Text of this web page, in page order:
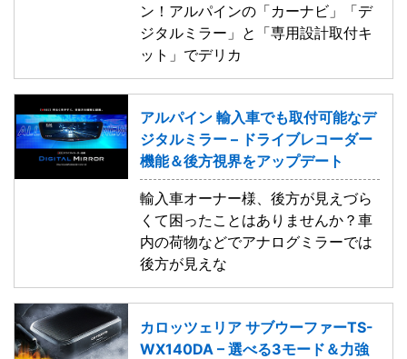
ン！アルパインの「カーナビ」「デ
ジタルミラー」と「専用設計取付キ
ット」でデリカ
アルパイン 輸入車でも取付可能なデ
ジタルミラー – ドライブレコーダー
機能＆後方視界をアップデート
輸入車オーナー様、後方が見えづら
くて困ったことはありませんか？車
内の荷物などでアナログミラーでは
後方が見えな
カロッツェリア サブウーファーTS-
WX140DA – 選べる3モード＆力強